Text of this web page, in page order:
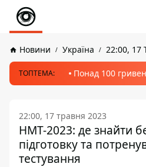
Новини Україна 22:00, 17
ТОПТЕМА: Понад 100
22:00, 17 травня 2023
НМТ-2023: де знайти
підготовку та
тестування